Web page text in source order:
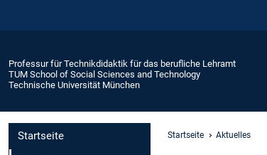
Professur für Technikdidaktik für das berufliche Lehramt
TUM School of Social Sciences and Technology
Technische Universität München
Startseite Startseite Aktuelles